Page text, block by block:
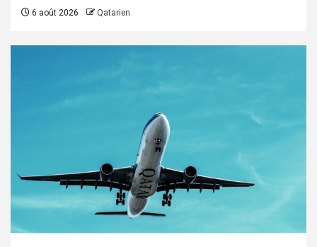
6 août 2026 Qatarien